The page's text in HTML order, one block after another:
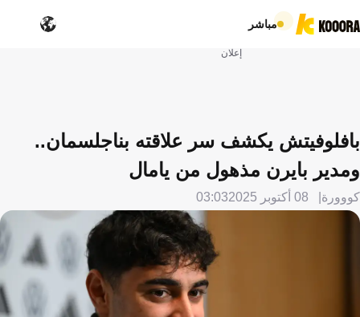
مباشر
إعلان
بافلوفيتش يكشف سر علاقته بناجلسمان..
ومدير بايرن مذهول من يامال
كووورة 08 أكتوبر 2025 03:03